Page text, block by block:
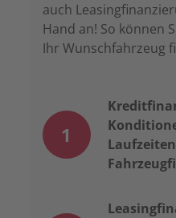
auch
Hand an! So können
Ihr Wunschfahrzeug
1